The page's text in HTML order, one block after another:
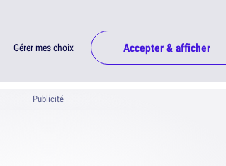
Gérer mes choix Accepter & afficher
Publicité